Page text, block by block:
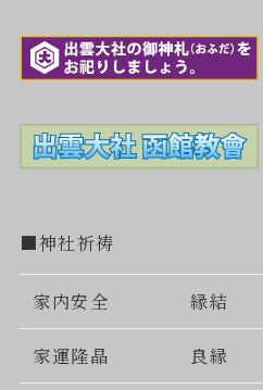
■神社祈祷
家内安全 縁結
家運隆晶 良縁